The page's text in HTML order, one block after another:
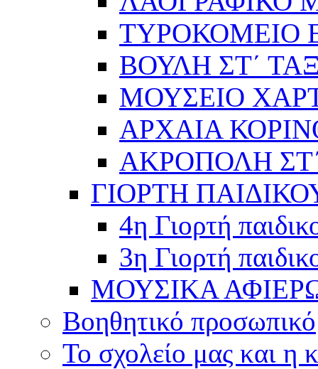
ΤΥΡΟΚΟΜΕΙΟ
ΒΟΥΛΗ ΣΤ΄
ΜΟΥΣΕΙΟ
ΑΡΧΑΙΑ
ΑΚΡΟΠΟΛΗ
ΓΙΟΡΤΗ
4η Γιορτή
3η Γιορτή
ΜΟΥΣΙΚΑ
Βοηθητικό προσωπικό
Το σχολείο μας και η